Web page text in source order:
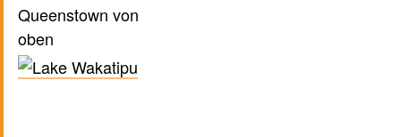
Queenstown von
oben